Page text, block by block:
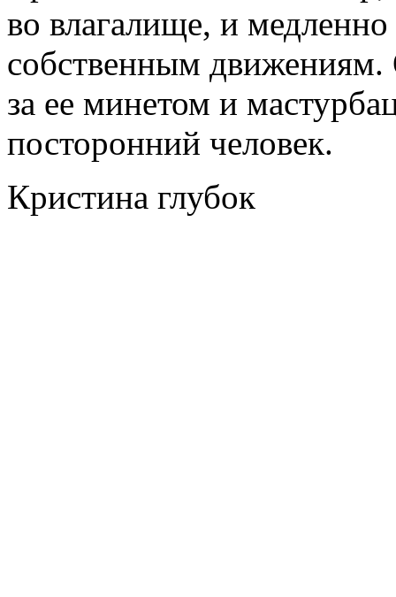
во влагалище, и
собственным движениям.
за ее минетом и
посторонний человек.
Кристина глубок